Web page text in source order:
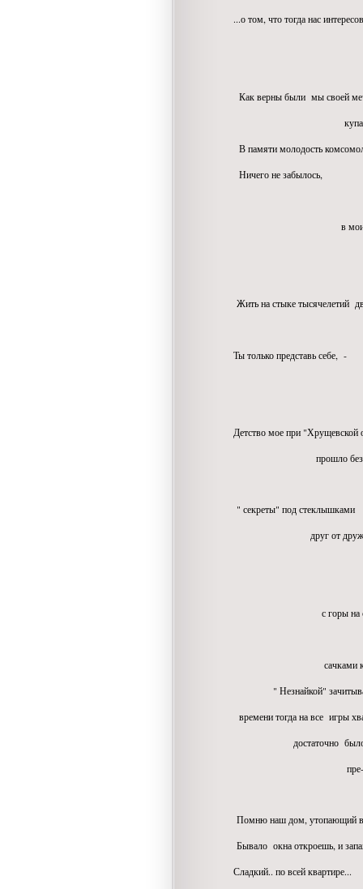
...о том, что тогда нас
Как верны были мы своей
купались в
В памяти молодость
Ничего не забылось,
в моих
Жить на стыке тысячелетий
Ты только представь себе, -
Детство мое при "Хрущевской
прошло беззаботно,
" секреты" под стеклышками
друг от дружки
с горы на санях
сачками
" Незнайкой"
времени тогда на все игры
достаточно было ...
пре-дос-та-
Помню наш дом, утопающий в
Бывало окна откроешь, и
Сладкий.. по всей квартире...